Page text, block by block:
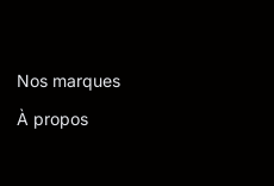
Nos marques
À propos